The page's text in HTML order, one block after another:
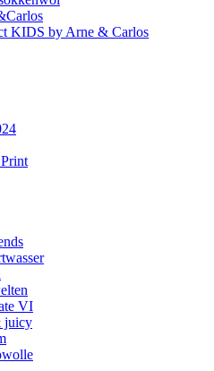
KIDS by Arne & Carlos
VI
juicy